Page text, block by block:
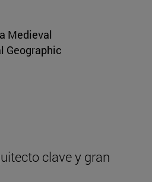
Medieval
Geographic
clave y gran